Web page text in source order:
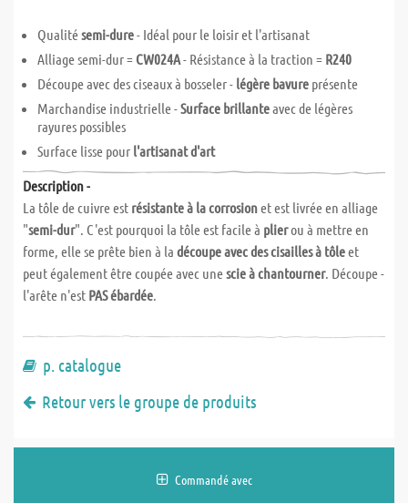
Qualitésemi-dure- Idéal pour le loisir et l'artisanat
Alliage semi-dur = CW024A- Résistance à la traction = R240
Découpe avec des ciseaux à bosseler - légère bavure présente
Marchandise industrielle -Surface brillanteavec de légères
rayures possibles
Surface lisse pour l'artisanat d'art
Description -
La tôle de cuivre est résistante à la corrosionet est livrée en alliage
"semi-dur". C'est pourquoi la tôle est facile à plierou à mettre en
forme, elle se prête bien à la découpe avec des cisailles à tôleet
peut également être coupée avec unescie à chantourner. Découpe -
l'arête n'est PAS ébardée.
p. catalogue
Retour vers le groupe de produits
Commandé avec